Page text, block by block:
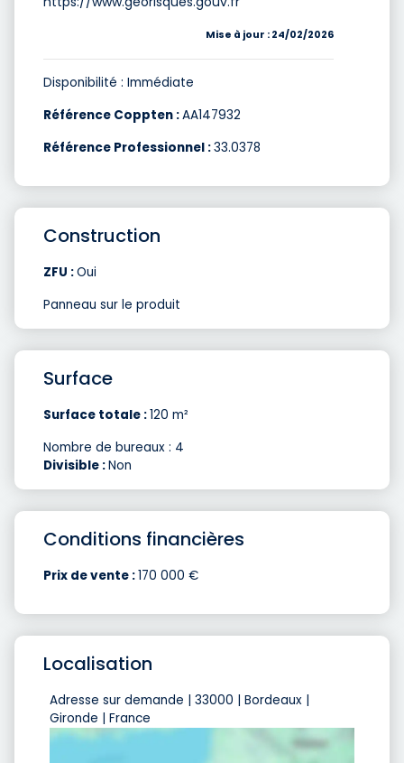
Mise à jour : 24/02/2026
Disponibilité : Immédiate
Référence Coppten :AA147932
Référence Professionnel :33.0378
Construction
ZFU :Oui
Panneau sur le produit
Surface
Surface totale :120 m²
Nombre de bureaux : 4
Divisible :Non
Conditions financières
Prix de vente :170 000 €
Localisation
Adresse sur demande | 33000 | Bordeaux |
Gironde | France